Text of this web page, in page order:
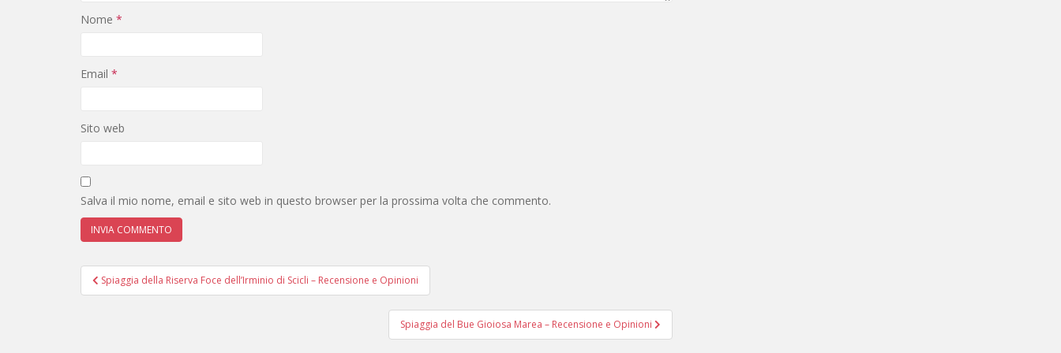
Nome *
Email *
Sito web
Salva il mio nome, email e sito web in questo browser per la prossima volta che commento.
Navigazione
articoli
Spiaggia della Riserva Foce dell’Irminio di Scicli – Recensione e Opinioni
Spiaggia del Bue Gioiosa Marea – Recensione e Opinioni